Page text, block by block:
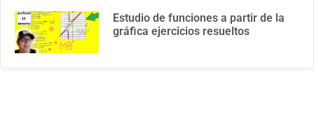
Estudio de funciones a partir de la
gráfica ejercicios resueltos